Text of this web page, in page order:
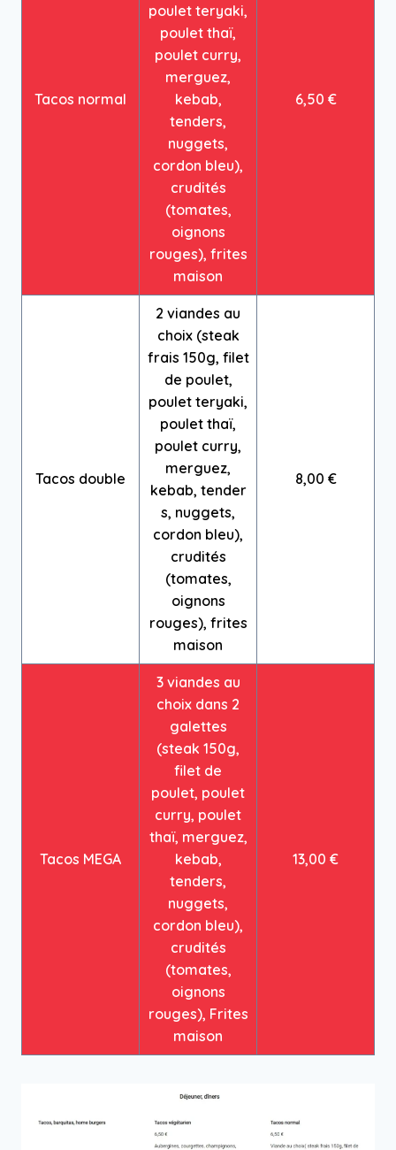
Tacos normal
poulet teryaki,
poulet thaï,
poulet curry,
merguez,
kebab,
tenders,
nuggets,
cordon bleu),
crudités
(tomates,
oignons
rouges), frites
maison
6,50 €
Tacos double
2 viandes au
choix (steak
frais 150g, filet
de poulet,
poulet teryaki,
poulet thaï,
poulet curry,
merguez,
kebab, tender
s, nuggets,
cordon bleu),
crudités
(tomates,
oignons
rouges), frites
maison
8,00 €
Tacos MEGA
3 viandes au
choix dans 2
galettes
(steak 150g,
filet de
poulet, poulet
curry, poulet
thaï, merguez,
kebab,
tenders,
nuggets,
cordon bleu),
crudités
(tomates,
oignons
rouges), Frites
maison
13,00 €